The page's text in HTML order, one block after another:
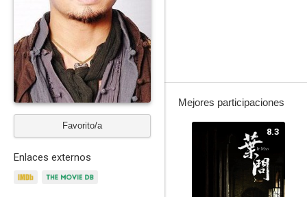
Favorito/a
Enlaces externos
Mejores participaciones
8.3